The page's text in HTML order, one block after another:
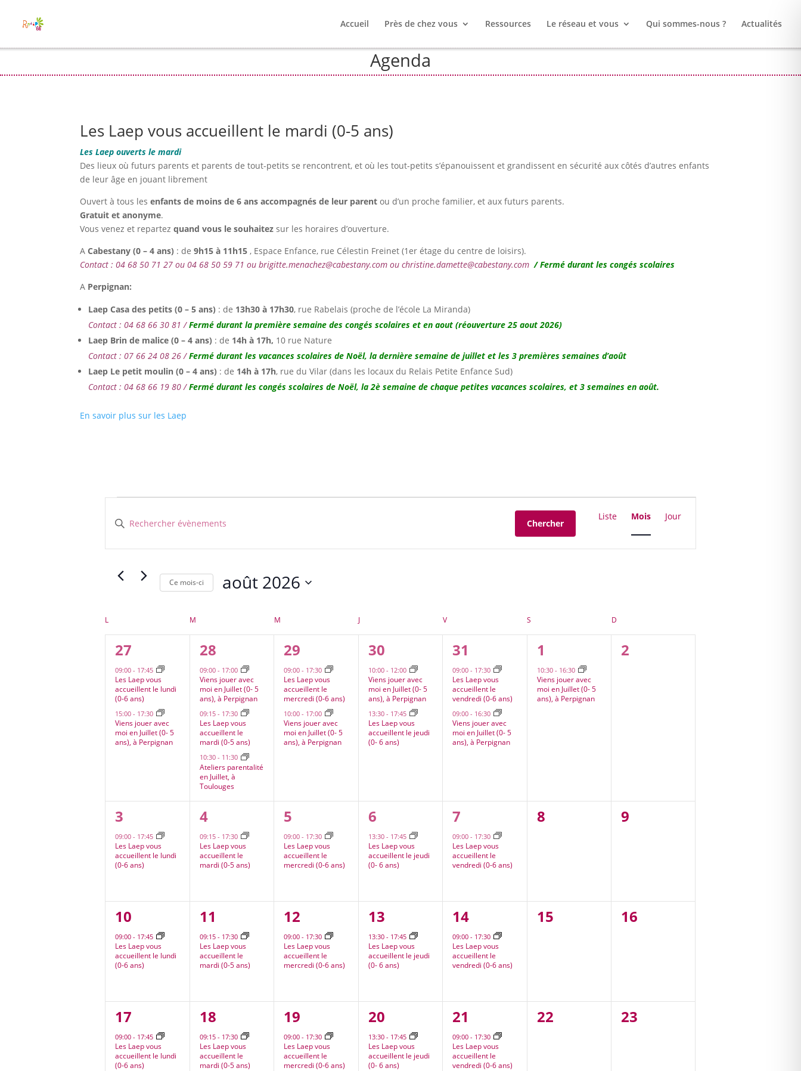
Accueil Près de chez vous Ressources Le réseau et vous Qui sommes-nous ? Actualités
Agenda
Les Laep vous accueillent le mardi (0-5 ans)
Les Laep ouverts le mardi
Des lieux où futurs parents et parents de tout-petits se rencontrent, et où les tout-petits s’épanouissent et grandissent en sécurité aux côtés d’autres enfants
de leur âge en jouant librement
Ouvert à tous les enfants de moins de 6 ans accompagnés de leur parent ou d’un proche familier, et aux futurs parents.
Gratuit et anonyme.
Vous venez et repartezquand vous le souhaitez sur les horaires d’ouverture.
ACabestany (0 – 4 ans) : de9h15 à 11h15 , Espace Enfance, rue Célestin Freinet (1er étage du centre de loisirs).
Contact : 04 68 50 71 27 ou 04 68 50 59 71 ou brigitte.menachez@cabestany.com ou christine.damette@cabestany.com / Fermé durant les congés scolaires
A Perpignan:
Laep Casa des petits (0 – 5 ans) : de 13h30 à 17h30, rue Rabelais (proche de l’école La Miranda)
Contact : 04 68 66 30 81 /Fermé durant la première semaine des congés scolaires et en aout (réouverture 25 aout 2026)
Laep Brin de malice (0 – 4 ans) : de 14h à 17h, 10 rue Nature
Contact : 07 66 24 08 26 /Fermé durant les vacances scolaires de Noël, la dernière semaine de juillet et les 3 premières semaines d’août
Laep Le petit moulin (0 – 4 ans) : de 14h à 17h, rue du Vilar (dans les locaux du Relais Petite Enfance Sud)
Contact : 04 68 66 19 80 /Fermé durant les congés scolaires de Noël,la 2è semaine de chaque petites vacances scolaires, et 3 semaines en août.
En savoir plus sur les Laep
Évènements
Recherche
et
de
vues
Évènements
Saisir
mot-
clé.
Évènements
clé.
Chercher
Navigation
de
vues
Liste Mois Jour
Ce mois-ci août 2026
Calendrier
de
Évènements
L M M J VVENDREDI S D
2
évènements,
27
09:00- 17:45
Les Laep vous
accueillent le lundi
(0-6 ans)
15:00- 17:30
Viens jouer avec
moi en Juillet (0- 5
ans), à Perpignan
3
évènements,
28
09:00 - 17:00
Viens jouer avec
moi en Juillet (0- 5
ans), à Perpignan
09:15 - 17:30
Les Laep vous
accueillent le
mardi (0-5 ans)
10:30 - 11:30
Ateliers parentalité
en Juillet, à
Toulouges
2
évènements,
29
09:00- 17:30
Les Laep vous
accueillent le
mercredi (0-6 ans)
10:00- 17:00
Viens jouer avec
moi en Juillet (0- 5
ans), à Perpignan
2
évènements,
30
10:00 - 12:00
Viens jouer avec
moi en Juillet (0- 5
ans), à Perpignan
13:30 - 17:45
Les Laep vous
accueillent le jeudi
(0- 6 ans)
2
évènements,
31
09:00- 17:30
Les Laep vous
accueillent le
vendredi (0-6 ans)
09:00- 16:30
Viens jouer avec
moi en Juillet (0- 5
ans), à Perpignan
1
évènement,
1
10:30 - 16:30
Viens jouer avec
moi en Juillet (0- 5
ans), à Perpignan
0
2
1
évènement,
3
09:00- 17:45
Les Laep vous
accueillent le lundi
(0-6 ans)
1
évènement,
4
09:15 - 17:30
Les Laep vous
accueillent le
mardi (0-5 ans)
1
évènement,
5
09:00- 17:30
Les Laep vous
accueillent le
mercredi (0-6 ans)
1
évènement,
6
13:30 - 17:45
Les Laep vous
accueillent le jeudi
(0- 6 ans)
1
évènement,
7
09:00- 17:30
Les Laep vous
accueillent le
vendredi (0-6 ans)
0
8
0
9
1
évènement,
10
09:00- 17:45
Les Laep vous
accueillent le lundi
(0-6 ans)
1
évènement,
11
09:15 - 17:30
Les Laep vous
accueillent le
mardi (0-5 ans)
1
évènement,
12
09:00- 17:30
Les Laep vous
accueillent le
mercredi (0-6 ans)
1
évènement,
13
13:30 - 17:45
Les Laep vous
accueillent le jeudi
(0- 6 ans)
1
évènement,
14
09:00- 17:30
Les Laep vous
accueillent le
vendredi (0-6 ans)
0
15
0
16
1
évènement,
17
09:00- 17:45
Les Laep vous
accueillent le lundi
(0-6 ans)
1
évènement,
18
09:15 - 17:30
Les Laep vous
accueillent le
mardi (0-5 ans)
2
évènements,
19
09:00- 17:30
Les Laep vous
accueillent le
mercredi (0-6 ans)
1
évènement,
20
13:30 - 17:45
Les Laep vous
accueillent le jeudi
(0- 6 ans)
1
évènement,
21
09:00- 17:30
Les Laep vous
accueillent le
vendredi (0-6 ans)
0
22
0
23